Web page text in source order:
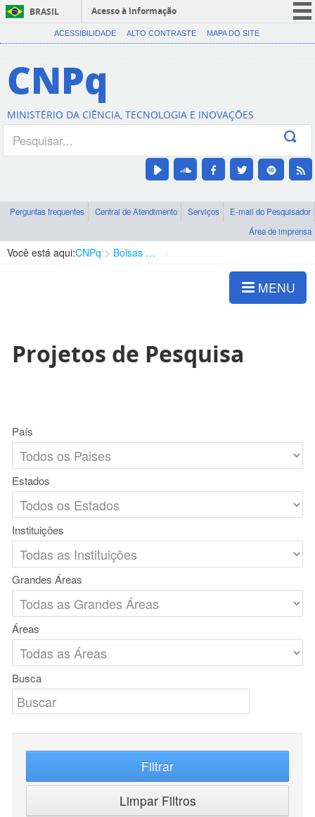
BRASIL
Acesso à informação
CORONAVÍRUS (COVID-19)
Canais
ACESSIBILIDADE ALTO CONTRASTE MAPA DO SITE
CNPq
MINISTÉRIO DA CIÊNCIA, TECNOLOGIA E INOVAÇÕES
Perguntas frequentes Central de Atendimento Serviços
E-mail do Pesquisador
Área de imprensa
Você está aqui:CNPq Bolsas e Auxílios Vigentes
MENU
Projetos de Pesquisa
País
Estados
Instituições
Grandes Áreas
Áreas
Busca
Filtrar
Limpar Filtros